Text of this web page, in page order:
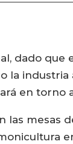
dado que
la
en torno
las mesas